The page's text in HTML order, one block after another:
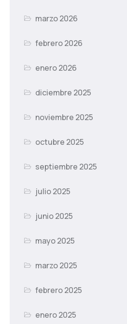
marzo 2026
febrero 2026
enero 2026
diciembre 2025
noviembre 2025
octubre 2025
septiembre 2025
julio 2025
junio 2025
mayo 2025
marzo 2025
febrero 2025
enero 2025